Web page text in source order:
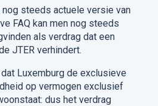
steeds actuele versie van
FAQ kan men nog steeds
als verdrag dat een
JTER verhindert.
Luxemburg de exclusieve
op vermogen exclusief
dus het verdrag